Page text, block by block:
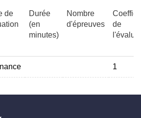
de
Durée
(en
minutes)
Nombre
d'épreuves
de
1